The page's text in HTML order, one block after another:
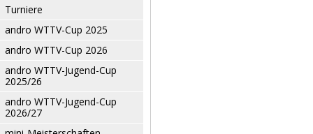
Turniere
andro WTTV-Cup 2025
andro WTTV-Cup 2026
andro WTTV-Jugend-Cup
2025/26
andro WTTV-Jugend-Cup
2026/27